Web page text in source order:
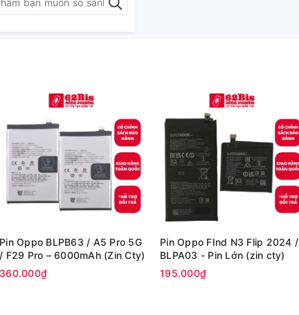
Pin Oppo BLPB63 / A5 Pro 5G
/ F29 Pro – 6000mAh (Zin Cty)
360.000₫
Pin Oppo FInd N3 Flip 2024 /
BLPA03 - Pin Lớn (zin cty)
195.000₫